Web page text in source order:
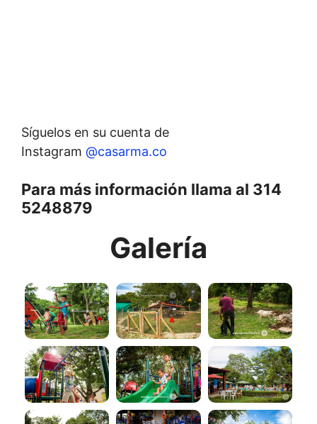
Síguelos en su cuenta de
Instagram @casarma.co
Para más información llama al 314
5248879
Galería